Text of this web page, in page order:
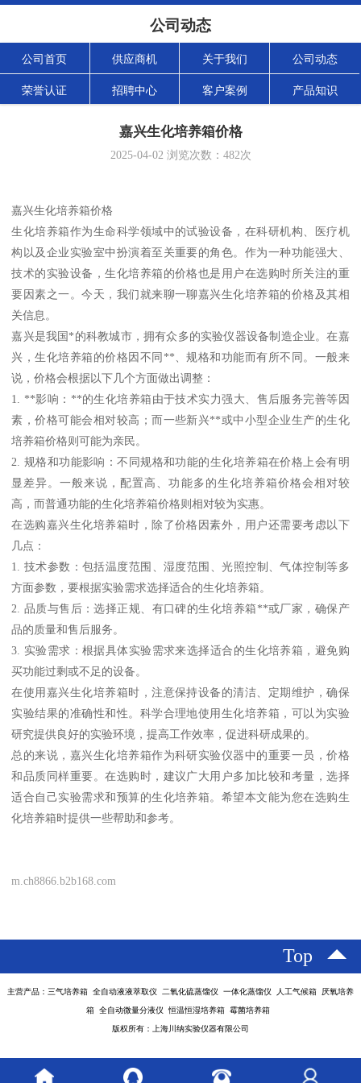
公司动态
公司首页 供应商机 关于我们 公司动态
荣誉认证 招聘中心 客户案例 产品知识
嘉兴生化培养箱价格
2025-04-02浏览次数： 482次
嘉兴生化培养箱价格
生化培养箱作为生命科学领域中的试验设备，在科研机构、医疗机
构以及企业实验室中扮演着至关重要的角色。作为一种功能强大、
技术的实验设备，生化培养箱的价格也是用户在选购时所关注的重
要因素之一。今天，我们就来聊一聊嘉兴生化培养箱的价格及其相
关信息。
嘉兴是我国*的科教城市，拥有众多的实验仪器设备制造企业。在嘉
兴，生化培养箱的价格因不同**、规格和功能而有所不同。一般来
说，价格会根据以下几个方面做出调整：
1. **影响：**的生化培养箱由于技术实力强大、售后服务完善等因
素，价格可能会相对较高；而一些新兴**或中小型企业生产的生化
培养箱价格则可能为亲民。
2. 规格和功能影响：不同规格和功能的生化培养箱在价格上会有明
显差异。一般来说，配置高、功能多的生化培养箱价格会相对较
高，而普通功能的生化培养箱价格则相对较为实惠。
在选购嘉兴生化培养箱时，除了价格因素外，用户还需要考虑以下
几点：
1. 技术参数：包括温度范围、湿度范围、光照控制、气体控制等多
方面参数，要根据实验需求选择适合的生化培养箱。
2. 品质与售后：选择正规、有口碑的生化培养箱**或厂家，确保产
品的质量和售后服务。
3. 实验需求：根据具体实验需求来选择适合的生化培养箱，避免购
买功能过剩或不足的设备。
在使用嘉兴生化培养箱时，注意保持设备的清洁、定期维护，确保
实验结果的准确性和性。科学合理地使用生化培养箱，可以为实验
研究提供良好的实验环境，提高工作效率，促进科研成果的。
总的来说，嘉兴生化培养箱作为科研实验仪器中的重要一员，价格
和品质同样重要。在选购时，建议广大用户多加比较和考量，选择
适合自己实验需求和预算的生化培养箱。希望本文能为您在选购生
化培养箱时提供一些帮助和参考。
m.ch8866.b2b168.com
Top
主营产品：三气培养箱 全自动液液萃取仪 二氧化硫蒸馏仪 一体化蒸馏仪 人工气候箱 厌氧培养
箱 全自动微量分液仪 恒温恒湿培养箱 霉菌培养箱
版权所有：上海川纳实验仪器有限公司